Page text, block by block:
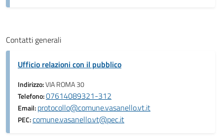
Contatti generali
Ufficio relazioni con il pubblico
Indirizzo:VIA ROMA 30
Telefono:07614089321-312
Email:protocollo@comune.vasanello.vt.it
PEC:comune.vasanello.vt@pec.it